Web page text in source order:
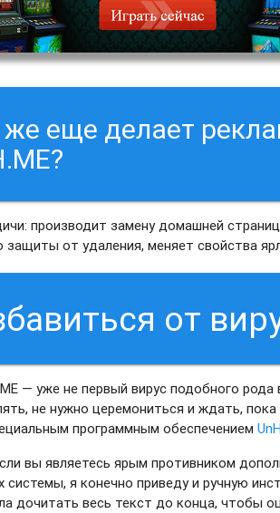
же еще делает
производит замену домашней
защиты от удаления, меняет свойства
от
— уже не первый вирус подобного
не нужно церемониться и ждать,
программным обеспечением
вы являетесь ярым противником
системы, я конечно приведу и ручную
дочитать весь текст до конца, чтобы